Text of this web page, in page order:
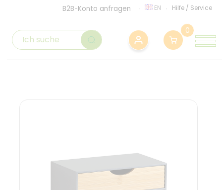
B2B-Konto anfragen EN Hilfe / Service
0